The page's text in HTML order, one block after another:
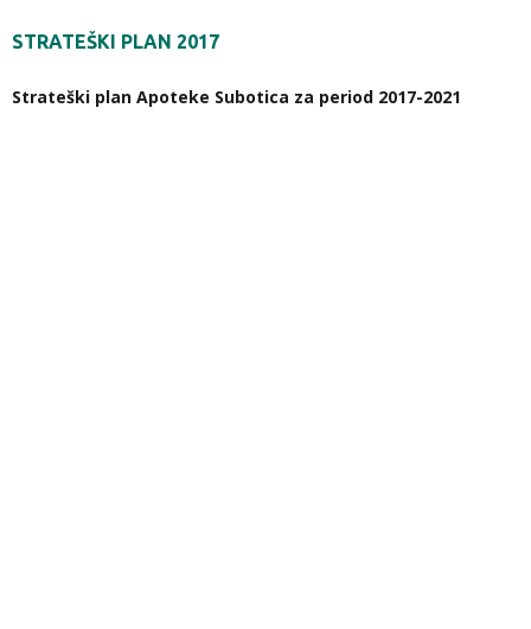
STRATEŠKI PLAN 2017
Strateški plan Apoteke Subotica za period 2017-2021